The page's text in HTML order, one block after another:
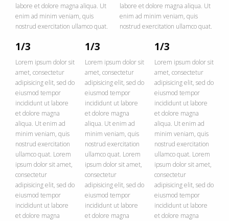
labore et dolore magna aliqua. Ut
enim ad minim veniam, quis
nostrud exercitation ullamco quat.
labore et dolore magna aliqua. Ut
enim ad minim veniam, quis
nostrud exercitation ullamco quat.
1/3
Lorem ipsum dolor sit
amet, consectetur
adipisicing elit, sed do
eiusmod tempor
incididunt ut labore
et dolore magna
aliqua. Ut enim ad
minim veniam, quis
nostrud exercitation
ullamco quat. Lorem
ipsum dolor sit amet,
consectetur
adipisicing elit, sed do
eiusmod tempor
incididunt ut labore
et dolore magna
1/3
Lorem ipsum dolor sit
amet, consectetur
adipisicing elit, sed do
eiusmod tempor
incididunt ut labore
et dolore magna
aliqua. Ut enim ad
minim veniam, quis
nostrud exercitation
ullamco quat. Lorem
ipsum dolor sit amet,
consectetur
adipisicing elit, sed do
eiusmod tempor
incididunt ut labore
et dolore magna
1/3
Lorem ipsum dolor sit
amet, consectetur
adipisicing elit, sed do
eiusmod tempor
incididunt ut labore
et dolore magna
aliqua. Ut enim ad
minim veniam, quis
nostrud exercitation
ullamco quat. Lorem
ipsum dolor sit amet,
consectetur
adipisicing elit, sed do
eiusmod tempor
incididunt ut labore
et dolore magna